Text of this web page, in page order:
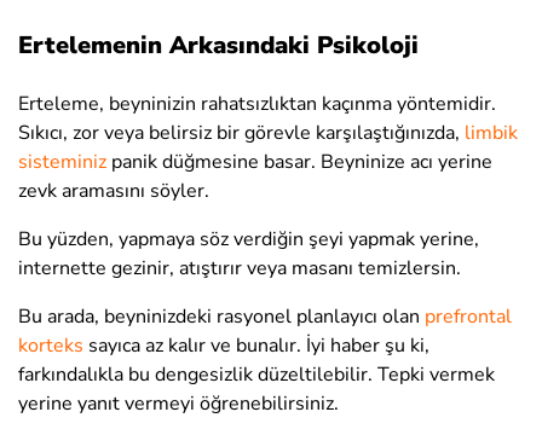
Ertelemenin Arkasındaki Psikoloji
Erteleme, beyninizin rahatsızlıktan kaçınma yöntemidir.
Sıkıcı, zor veya belirsiz bir görevle karşılaştığınızda, limbik
sisteminiz panik düğmesine basar. Beyninize acı yerine
zevk aramasını söyler.
Bu yüzden, yapmaya söz verdiğin şeyi yapmak yerine,
internette gezinir, atıştırır veya masanı temizlersin.
Bu arada, beyninizdeki rasyonel planlayıcı olan prefrontal
korteks sayıca az kalır ve bunalır. İyi haber şu ki,
farkındalıkla bu dengesizlik düzeltilebilir. Tepki vermek
yerine yanıt vermeyi öğrenebilirsiniz.